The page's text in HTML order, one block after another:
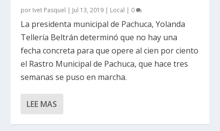
por Ivet Pasquel | Jul 13, 2019 | Local | 0
La presidenta municipal de Pachuca, Yolanda
Tellería Beltrán determinó que no hay una
fecha concreta para que opere al cien por ciento
el Rastro Municipal de Pachuca, que hace tres
semanas se puso en marcha.
LEE MAS